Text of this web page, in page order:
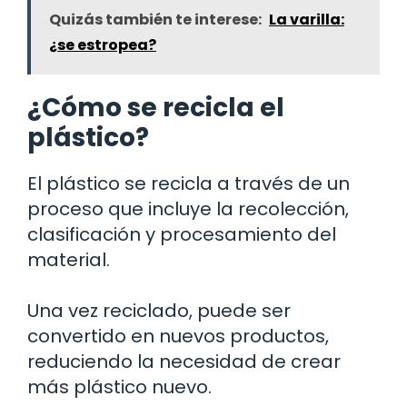
Quizás también te interese: La varilla:
¿se estropea?
¿Cómo se recicla el
plástico?
El plástico se recicla a través de un
proceso que incluye la recolección,
clasificación y procesamiento del
material.
Una vez reciclado, puede ser
convertido en nuevos productos,
reduciendo la necesidad de crear
más plástico nuevo.